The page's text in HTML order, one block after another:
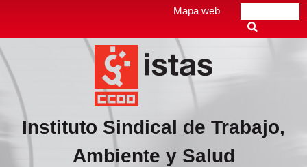
contenido
principal
Mapa web
Instituto Sindical de Trabajo,
Ambiente y Salud